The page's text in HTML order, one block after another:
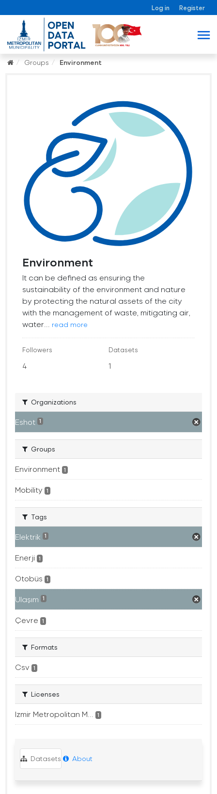
Log in Register
Groups Environment
Environment
It can be defined as ensuring the
sustainability of the environment and nature
by protecting the natural assets of the city
with the management of waste, mitigating air,
water...
read more
Followers
4
Datasets
1
Organizations
Eshot 1
Groups
Environment 1
Mobility 1
Tags
Elektrik 1
Enerji 1
Otobüs 1
Ulaşım 1
Çevre 1
Formats
Csv 1
Licenses
Izmir Metropolitan M... 1
Datasets About